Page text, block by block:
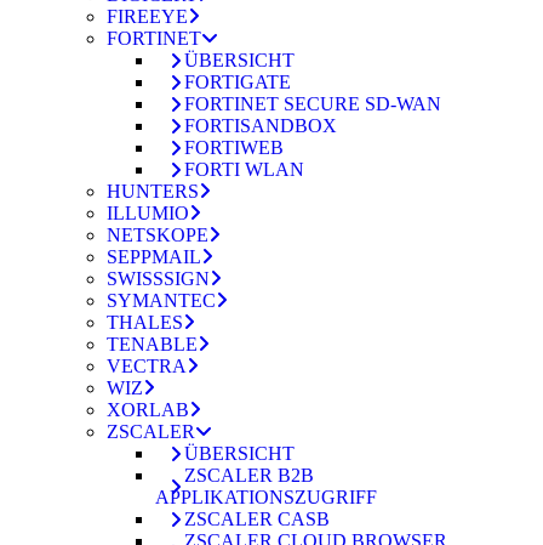
FIREEYE
FORTINET
ÜBERSICHT
FORTIGATE
FORTINET SECURE SD-WAN
FORTISANDBOX
FORTIWEB
FORTI WLAN
HUNTERS
ILLUMIO
NETSKOPE
SEPPMAIL
SWISSSIGN
SYMANTEC
THALES
TENABLE
VECTRA
WIZ
XORLAB
ZSCALER
ÜBERSICHT
ZSCALER B2B
APPLIKATIONSZUGRIFF
ZSCALER CASB
ZSCALER CLOUD BROWSER